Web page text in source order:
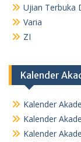
Ujian Terbuka
Varia
ZI
Kalender
Kalender
Kalender
Kalender